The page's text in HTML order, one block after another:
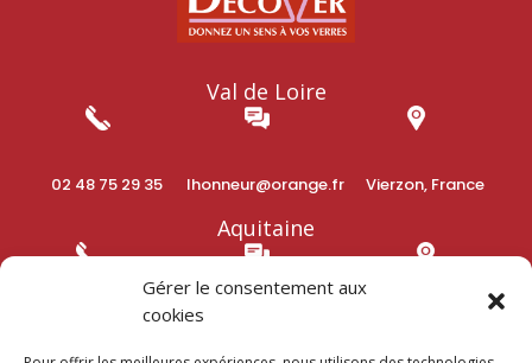
Gérer le consentement aux
cookies
Val de Loire
02 48 75 29 35 lhonneur@orange.fr Vierzon, France
Aquitaine
05 56 68 02 01 aquitaine@decover.com